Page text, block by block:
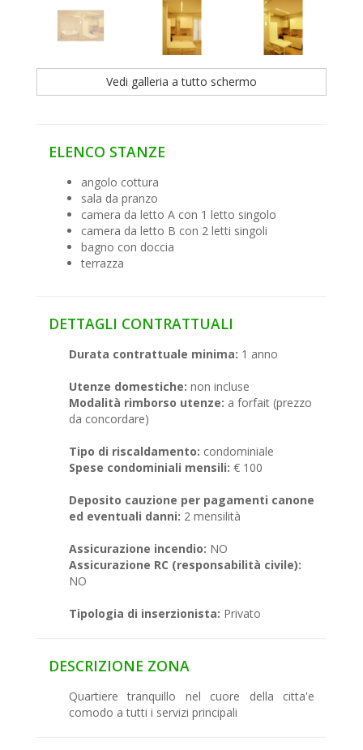
Vedi galleria a tutto schermo
ELENCO STANZE
angolo cottura
sala da pranzo
camera da letto A con 1 letto singolo
camera da letto B con 2 letti singoli
bagno con doccia
terrazza
DETTAGLI CONTRATTUALI
Durata contrattuale minima: 1 anno
Utenze domestiche: non incluse
Modalità rimborso utenze: a forfait (prezzo
da concordare)
Tipo di riscaldamento: condominiale
Spese condominiali mensili: € 100
Deposito cauzione per pagamenti canone
ed eventuali danni: 2 mensilità
Assicurazione incendio: NO
Assicurazione RC (responsabilità civile):
NO
Tipologia di inserzionista: Privato
DESCRIZIONE ZONA
Quartiere tranquillo nel cuore della citta'e
comodo a tutti i servizi principali